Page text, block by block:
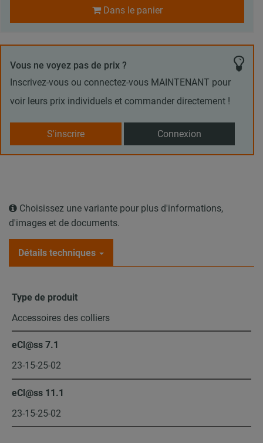
Dans le panier
Vous ne voyez pas de prix ?
Inscrivez-vous ou connectez-vous MAINTENANT pour
voir leurs prix individuels et commander directement !
S'inscrire Connexion
Choisissez une variante pour plus d'informations,
d'images et de documents.
Détails techniques
Type de produit
Accessoires des colliers
eCl@ss 7.1
23-15-25-02
eCl@ss 11.1
23-15-25-02